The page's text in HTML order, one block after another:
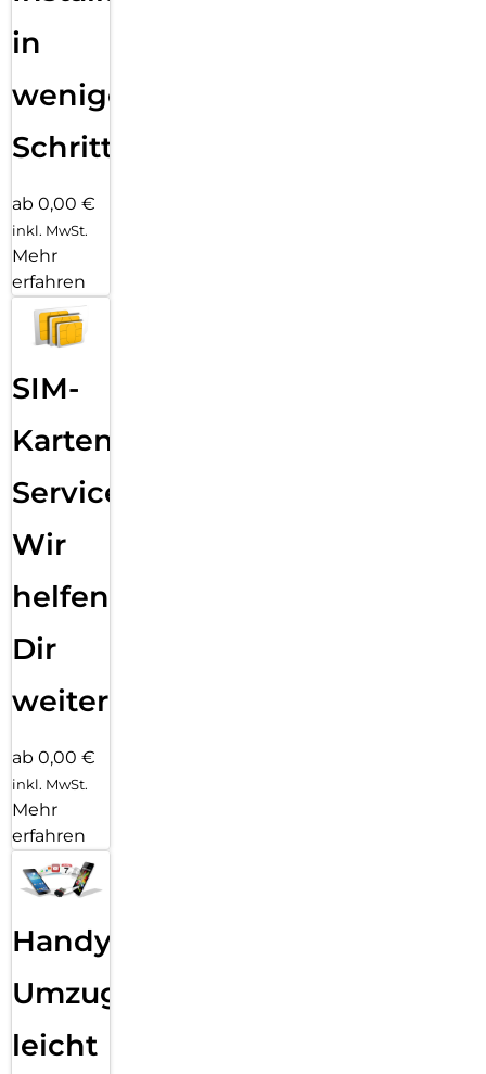
in
wenigen
Schritten
ab 0,00 €
inkl. MwSt.
Mehr
erfahren
SIM-
Karten
Service:
Wir
helfen
Dir
weiter
ab 0,00 €
inkl. MwSt.
Mehr
erfahren
Handy
Umzug
leicht